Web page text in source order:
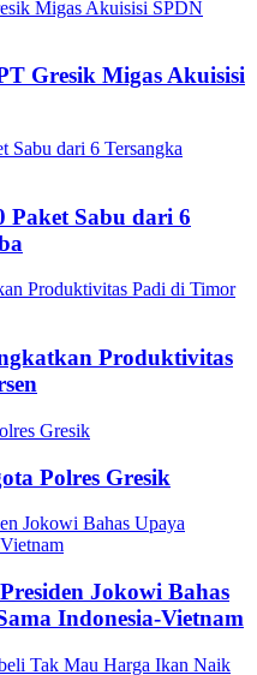
Gresik Migas Akuisisi
Paket Sabu dari 6
Produktivitas
Polres Gresik
Jokowi Bahas
Indonesia-Vietnam